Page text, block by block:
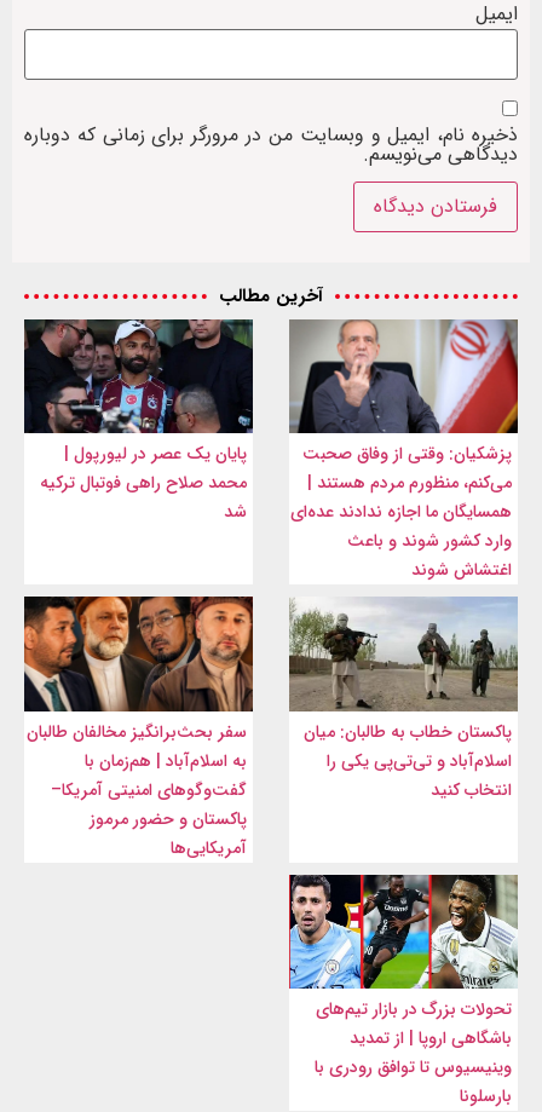
ایمیل
ذخیره نام، ایمیل و وبسایت من در مرورگر برای زمانی که دوباره
دیدگاهی می‌نویسم.
آخرین مطالب
پزشکیان: وقتی از وفاق صحبت
می‌کنم، منظورم مردم هستند |
همسایگان ما اجازه ندادند عده‌ای
وارد کشور شوند و باعث
اغتشاش شوند
پایان یک عصر در لیورپول |
محمد صلاح راهی فوتبال ترکیه
شد
پاکستان خطاب به طالبان: میان
اسلام‌آباد و تی‌تی‌پی یکی را
انتخاب کنید
سفر بحث‌برانگیز مخالفان طالبان
به اسلام‌آباد | هم‌زمان با
گفت‌وگوهای امنیتی آمریکا–
پاکستان و حضور مرموز
آمریکایی‌ها
تحولات بزرگ در بازار تیم‌های
باشگاهی اروپا | از تمدید
وینیسیوس تا توافق رودری با
بارسلونا